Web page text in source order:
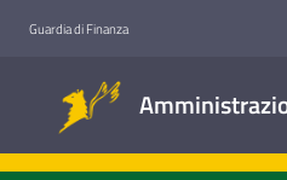
Guardia di Finanza
trasparente